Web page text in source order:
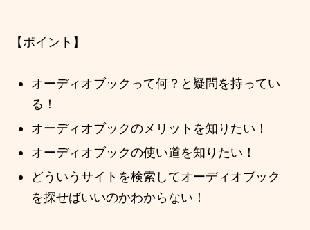
【ポイント】
オーディオブックって何？と疑問を持ってい
る！
オーディオブックのメリットを知りたい！
オーディオブックの使い道を知りたい！
どういうサイトを検索してオーディオブック
を探せばいいのかわからない！